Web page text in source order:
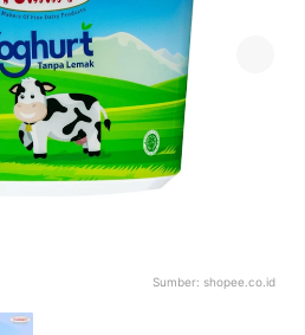
Sumber: shopee.co.id